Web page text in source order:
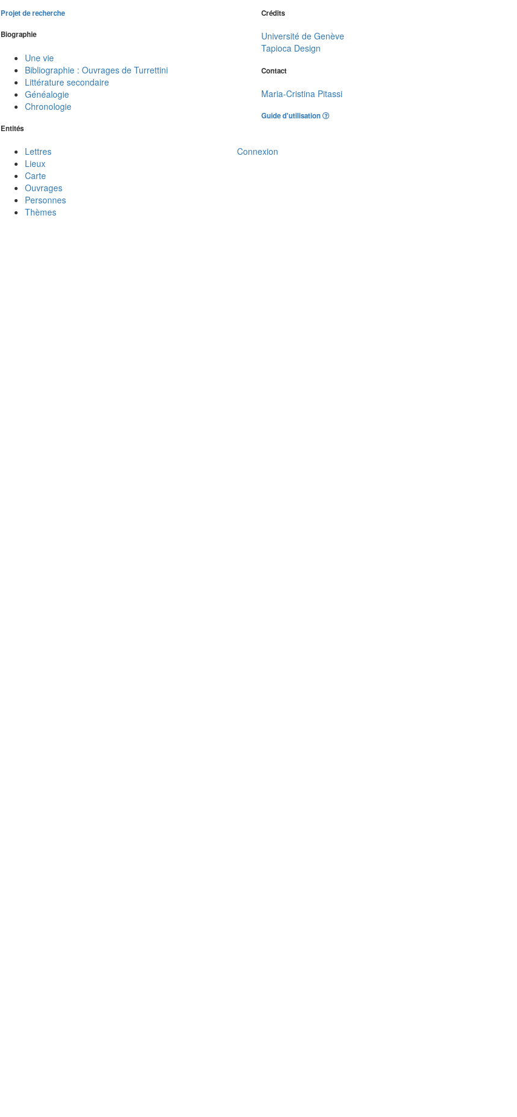
Projet de recherche
Biographie
Une vie
Bibliographie : Ouvrages de Turrettini
Littérature secondaire
Généalogie
Chronologie
Entités
Lettres
Lieux
Carte
Ouvrages
Personnes
Thèmes
Crédits
Université de Genève
Tapioca Design
Contact
Maria-Cristina Pitassi
Guide d'utilisation
Connexion